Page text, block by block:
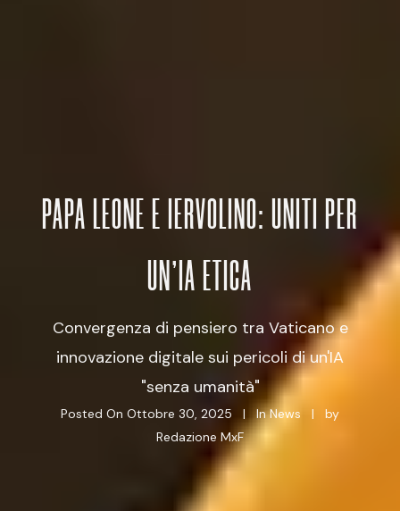
PAPA LEONE E IERVOLINO: UNITI PER
UN’IA ETICA
Convergenza di pensiero tra Vaticano e
innovazione digitale sui pericoli di un'IA
"senza umanità"
Posted On Ottobre 30, 2025 InNews
by
Redazione MxF